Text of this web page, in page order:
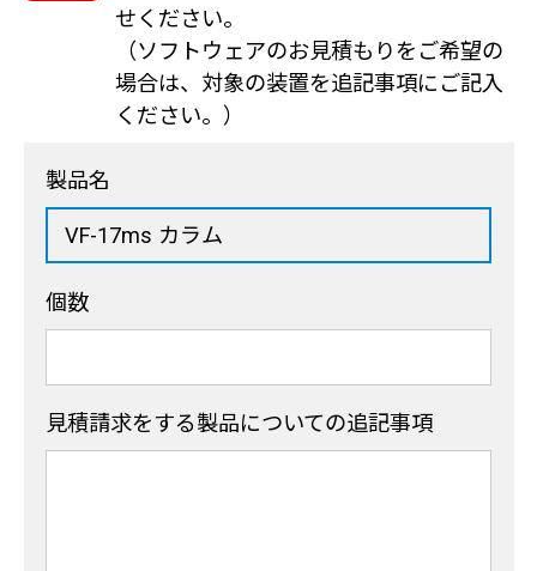
せください。
（ソフトウェアのお見積もりをご希望の
場合は、対象の装置を追記事項にご記入
ください。）
製品名
個数
見積請求をする製品についての追記事項